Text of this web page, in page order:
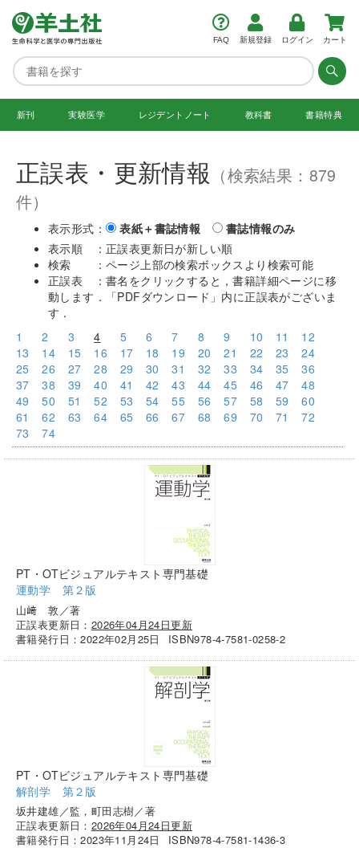
FAQ 新規登録 ログイン カート
新刊 実験医学 レジデント ノート 教科書 書籍特典
正誤表・更新情報 （検索結果：879
件）
表示形式： 表紙＋書誌情報
書誌情報のみ
表示順 ：正誤表更新日が新しい順
検索 ：ページ上部の検索ボックスより検索可能
正誤表 ：書名をクリックすると，書籍詳細ページに移
動します．「PDFダウンロード」内に正誤表がございま
す．
1
2 3 4 5 6 7 8 9 10 11
12
13
14 15 16 17 18 19 20 21 22 23
24
25
26 27 28 29 30 31 32 33 34 35
36
37
38 39 40 41 42 43 44 45 46 47
48
49
50 51 52 53 54 55 56 57 58 59
60
61
62 63 64 65 66 67 68 69 70 71
72
73
74
PT・OTビジュアルテキスト専門基礎
運動学 第２版
山﨑 敦／著
正誤表更新日： 2026年04月24日更新
書籍発行日：2022年02月25日
ISBN978-4-7581-0258-2
PT・OTビジュアルテキスト専門基礎
解剖学 第２版
坂井建雄／監，町田志樹／著
正誤表更新日： 2026年04月24日更新
書籍発行日：2023年11月24日
ISBN978-4-7581-1436-3